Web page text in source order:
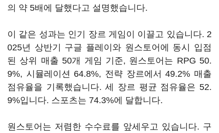
의 약 5배에 달했다고 설명했습니다.
이 같은 성과는 인기 장르 게임이 이끌고 있습니다. 2
025년 상반기 구글 플레이와 원스토어에 동시 입점
된 상위 매출 50개 게임 기준, 원스토어는 RPG 50.
9%, 시뮬레이션 64.8%, 전략 장르에서 49.2% 매출
점유율을 기록했습니다. 세 장르 평균 점유율은 52.
9%입니다. 스포츠는 74.3%에 달합니다.
원스토어는 저렴한 수수료를 앞세우고 있습니다. 구